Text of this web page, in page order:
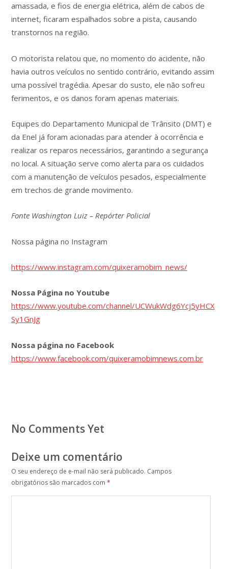
amassada, e fios de energia elétrica, além de cabos de
internet, ficaram espalhados sobre a pista, causando
transtornos na região.
O motorista relatou que, no momento do acidente, não
havia outros veículos no sentido contrário, evitando assim
uma possível tragédia. Apesar do susto, ele não sofreu
ferimentos, e os danos foram apenas materiais.
Equipes do Departamento Municipal de Trânsito (DMT) e
da Enel já foram acionadas para atender à ocorrência e
realizar os reparos necessários, garantindo a segurança
no local. A situação serve como alerta para os cuidados
com a manutenção de veículos pesados, especialmente
em trechos de grande movimento.
Fonte Washington Luiz – Repórter Policial
Nossa página no Instagram
https://www.instagram.com/quixeramobim_news/
Nossa Página no Youtube
https://www.youtube.com/channel/UCWukWdg6Ycj5yHCX
Sy1GnJg
Nossa página no Facebook
https://www.facebook.com/quixeramobimnews.com.br
No Comments Yet
Deixe um comentário
O seu endereço de e-mail não será publicado. Campos
obrigatórios são marcados com *